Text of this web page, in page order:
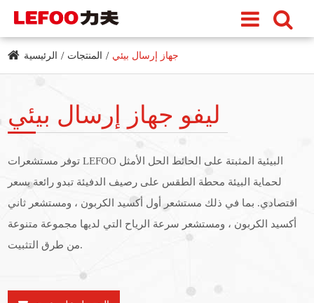
الرئيسية المنتجات جهاز إرسال بيئي
ليفو جهاز إرسال بيئي
توفر مستشعرات LEFOO البيئية المثبتة على الحائط الحل الأمثل
لحماية البيئة محطة الطقس على رصيف الدفيئة تبدو رائعة بسعر
اقتصادي. بما في ذلك مستشعر أول أكسيد الكربون ، ومستشعر ثاني
أكسيد الكربون ، ومستشعر سرعة الرياح التي لديها مجموعة متنوعة
من طرق التثبيت.